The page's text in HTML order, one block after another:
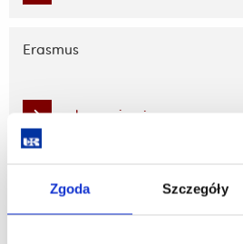
Zgoda Szczegóły
Erasmus
zobacz więcej